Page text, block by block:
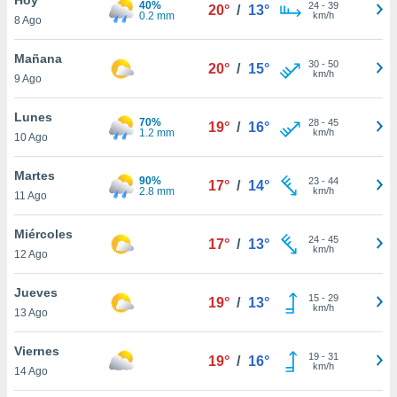
en
más
nuestra
de
cookies
aceptar
8 Ago
40%
0.2 mm
20° / 13° 24- 39
km/h
Mañana
9 Ago
20° / 15° 30- 50
km/h
Lunes
10 Ago
70%
1.2 mm
19° / 16° 28- 45
km/h
Martes
11 Ago
90%
2.8 mm
17° / 14° 23- 44
km/h
Miércoles
12 Ago
17° / 13° 24- 45
km/h
Jueves
13 Ago
19° / 13° 15- 29
km/h
Viernes
14 Ago
19° / 16° 19- 31
km/h